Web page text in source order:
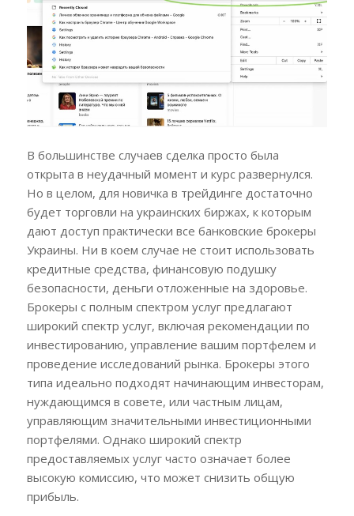
В большинстве случаев сделка просто была
открыта в неудачный момент и курс развернулся.
Но в целом, для новичка в трейдинге достаточно
будет торговли на украинских биржах, к которым
дают доступ практически все банковские брокеры
Украины. Ни в коем случае не стоит использовать
кредитные средства, финансовую подушку
безопасности, деньги отложенные на здоровье.
Брокеры с полным спектром услуг предлагают
широкий спектр услуг, включая рекомендации по
инвестированию, управление вашим портфелем и
проведение исследований рынка. Брокеры этого
типа идеально подходят начинающим инвесторам,
нуждающимся в совете, или частным лицам,
управляющим значительными инвестиционными
портфелями. Однако широкий спектр
предоставляемых услуг часто означает более
высокую комиссию, что может снизить общую
прибыль.